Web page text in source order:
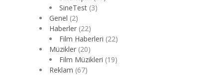
SineTest (3)
Genel (2)
Haberler (22)
Film Haberleri (22)
Müzikler (20)
Film Müzikleri (19)
Reklam (67)